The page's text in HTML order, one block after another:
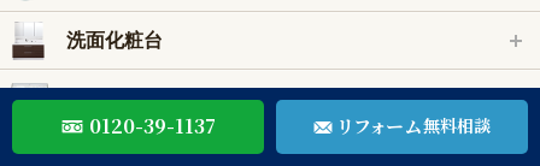
洗面化粧台
IH・ガスコンロ
給湯器
0120-39-1137 リフォーム無料相談